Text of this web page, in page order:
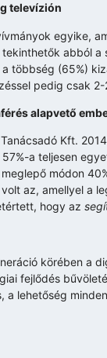
televízión
egyike,
abból a
többség (65%)
pedig csak
alapvető
Kft.
a teljesen
módon
az, amellyel a
hogy az
körében a
fejlődés
a lehetőség